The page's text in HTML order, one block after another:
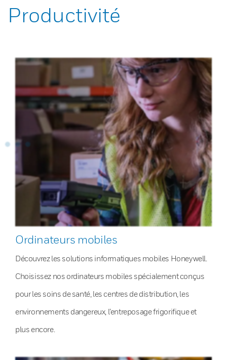
Productivité
Ordinateurs mobiles
Découvrez les solutions informatiques mobiles Honeywell.
Choisissez nos ordinateurs mobiles spécialement conçus
pour les soins de santé, les centres de distribution, les
environnements dangereux, l’entreposage frigorifique et
plus encore.